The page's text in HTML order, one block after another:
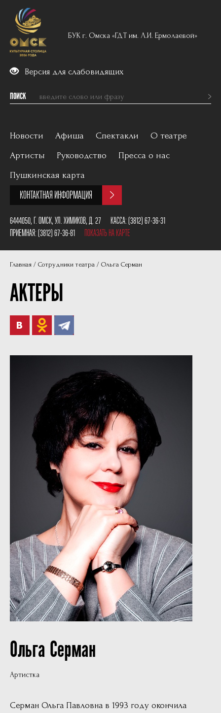
БУК г. Омска «ГДТ им. Л.И. Ермолаевой»
Версия для слабовидящих
ПОИСК
Новости Афиша Спектакли
Вечерний репертуар
Пушкинская карта
О театре
История
Наши партнеры
Артисты Руководство
Пресса о нас
Пушкинская карта
КОНТАКТНАЯ ИНФОРМАЦИЯ
6444050, Г. ОМСК, УЛ. ХИМИКОВ, Д. 27 КАССА:(3812) 67-36-31
ПРИЕМНАЯ:(3812) 67-36-81 ПОКАЗАТЬ НА КАРТЕ
Главная Сотрудники театра Ольга Серман
АКТЕРЫ
Ольга Серман
Артистка
Серман Ольга Павловна в 1993 году окончила